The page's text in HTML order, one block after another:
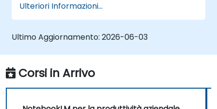
utilizzando l’intelligenza artificiale a
partire dai contenuti caricati.
Sfruttare le Audio Overview per un
apprendimento simile a quello dei
podcast.
Aumentare la produttività integrando
NotebookLM con altri strumenti.
Ulteriori Informazioni...
Ultimo Aggiornamento: 2026-06-03
Corsi in Arrivo